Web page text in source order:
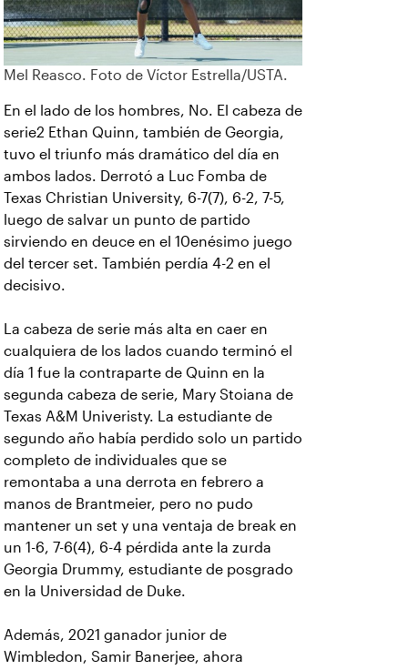
Mel Reasco. Foto de Víctor Estrella/USTA.
En el lado de los hombres, No. El cabeza de
serie2 Ethan Quinn, también de Georgia,
tuvo el triunfo más dramático del día en
ambos lados. Derrotó a Luc Fomba de
Texas Christian University, 6-7(7), 6-2, 7-5,
luego de salvar un punto de partido
sirviendo en deuce en el 10enésimo juego
del tercer set. También perdía 4-2 en el
decisivo.
La cabeza de serie más alta en caer en
cualquiera de los lados cuando terminó el
día 1 fue la contraparte de Quinn en la
segunda cabeza de serie, Mary Stoiana de
Texas A&M Univeristy. La estudiante de
segundo año había perdido solo un partido
completo de individuales que se
remontaba a una derrota en febrero a
manos de Brantmeier, pero no pudo
mantener un set y una ventaja de break en
un 1-6, 7-6(4), 6-4 pérdida ante la zurda
Georgia Drummy, estudiante de posgrado
en la Universidad de Duke.
Además, 2021 ganador junior de
Wimbledon, Samir Banerjee, ahora